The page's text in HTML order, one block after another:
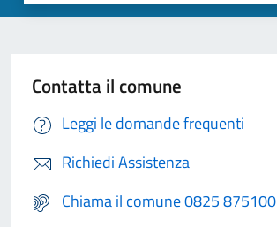
Contatta il comune
Leggi le domande frequenti
Richiedi Assistenza
Chiama il comune 0825 875100